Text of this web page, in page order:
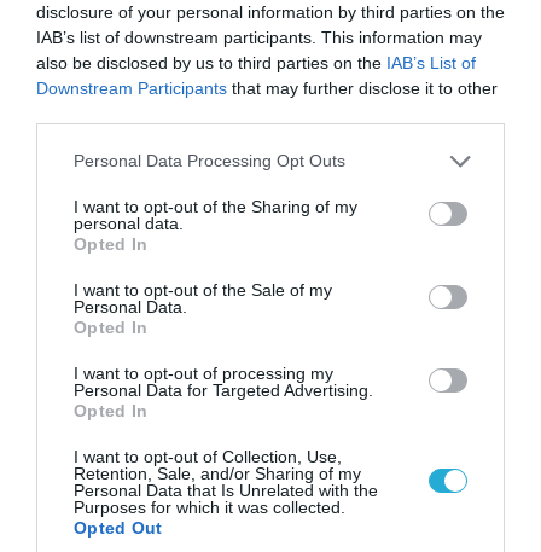
disclosure of your personal information by third parties on the
IAB’s list of downstream participants. This information may
also be disclosed by us to third parties on the IAB’s List of
Downstream Participants that may further disclose it to other
Please note that this website/app uses one or more Google
not limited to your visit or usage behaviour. You may click to
grant or deny consent to Google and its third-party tags to
use your data for below specified purposes in below Google
consent section.
Personal Data Processing Opt Outs
I want to opt-out of the Sharing of my
personal data.
Opted In
I want to opt-out of the Sale of my
Personal Data.
Opted In
I want to opt-out of processing my
Personal Data for Targeted Advertising.
Opted In
I want to opt-out of Collection, Use,
Retention, Sale, and/or Sharing of my
Personal Data that Is Unrelated with the
Purposes for which it was collected.
Opted Out
έπρεπε να κάνετε σήμερα την αυτοκριτική σας
και να ζητάτε συγγνώμη. Γεωργιάδης,
Γεραπετρίτης, ο κ. Οικονόμου και δεκάδες
άλλα στελέχη της Νέας Δημοκρατίας που σε
δηλώσεις σας τρεισήμισι χρόνια λέτε: «τι
φοβάται και δεν πάει να ενημερωθεί;». Ήξερα
πολύ καλά ότι δουλεύετε τον ελληνικό λαό.
Και χθες που αποκαλύφθηκε από το στόμα του
διοικητή της ΕΥΠ, αντί να κρυφτείτε και να
ζητήσετε συγγνώμη, συνεχίζετε τις
φαυλότητες.
Και πάω στο θέμα, που αφορά στον ΟΠΕΚΕΠΕ:
Η σημερινή συζήτηση για τη σύσταση
προανακριτικής επιτροπής που κατέθεσε το
ΠΑΣΟΚ, δεν αφορά μόνο τα ρουσφέτια δύο